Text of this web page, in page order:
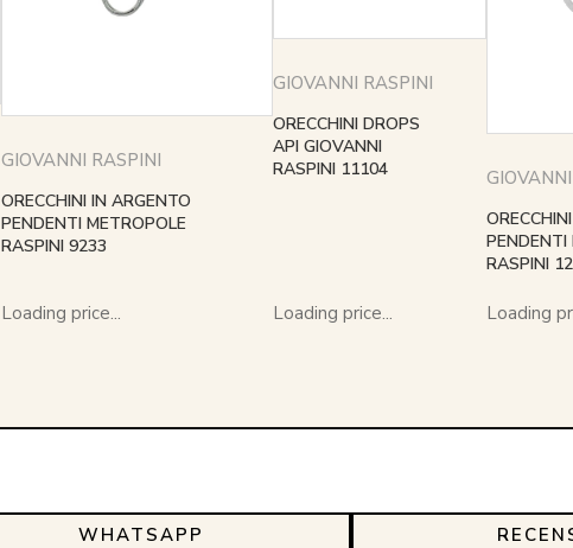
GIOVANNI RASPINI
ORECCHINI IN ARGENTO
PENDENTI METROPOLE
RASPINI 9233
Loading price...
GIOVANNI RASPINI
ORECCHINI DROPS
API GIOVANNI
RASPINI 11104
Loading price...
PENDENTI
RASPINI
Loading
WHATSAPP